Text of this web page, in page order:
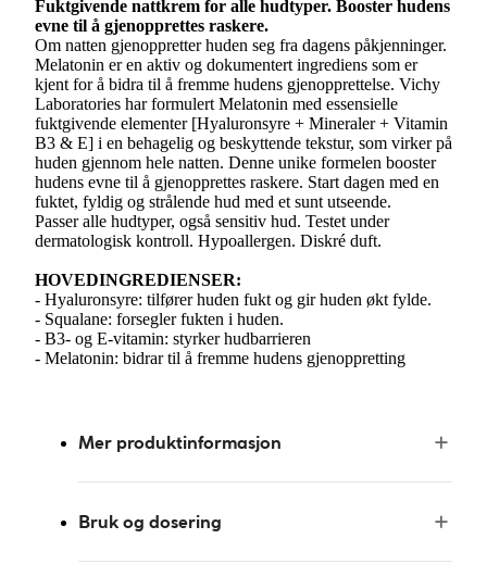
Fuktgivende nattkrem for alle hudtyper. Booster hudens
evne til å gjenopprettes raskere.
Om natten gjenoppretter huden seg fra dagens påkjenninger.
Melatonin er en aktiv og dokumentert ingrediens som er
kjent for å bidra til å fremme hudens gjenopprettelse. Vichy
Laboratories har formulert Melatonin med essensielle
fuktgivende elementer [Hyaluronsyre + Mineraler + Vitamin
B3 & E] i en behagelig og beskyttende tekstur, som virker på
huden gjennom hele natten. Denne unike formelen booster
hudens evne til å gjenopprettes raskere. Start dagen med en
fuktet, fyldig og strålende hud med et sunt utseende.
Passer alle hudtyper, også sensitiv hud. Testet under
dermatologisk kontroll. Hypoallergen. Diskré duft.
HOVEDINGREDIENSER:
- Hyaluronsyre: tilfører huden fukt og gir huden økt fylde.
- Squalane: forsegler fukten i huden.
- B3- og E-vitamin: styrker hudbarrieren
- Melatonin: bidrar til å fremme hudens gjenoppretting
Mer produktinformasjon
Bruk og dosering